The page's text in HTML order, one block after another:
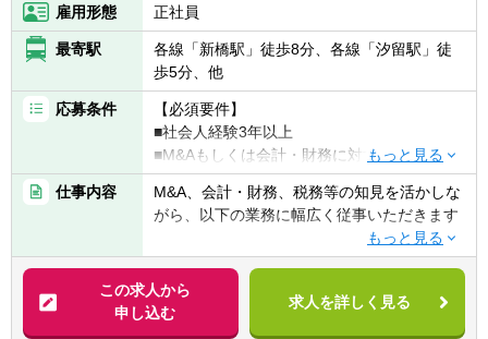
独立も将来的に実現可能となりうる成長環
境！！
業務の幅広さや案件サポート体制は業界トッ
プクラス
手を挙げれば投資業務やマネジメントキャリ
アにも挑戦できるなど、アドバイザーの域を
超えた更なるキャリアアップも可能◎
■業界トップクラスの業務の幅広さ
- メンバーの希望やキャリアに合わせて、
M&AからIPO支援・経理支援に至るまで幅広
い業務に関与可能
- 関与できる業務の幅広さはトップクラスで
あると自負
■経験豊富なメンバーによる充実したサポー
雇用形態 正社員
最寄駅
各線「新橋駅」徒歩8分、各線「汐留駅」徒
歩5分、他
応募条件
【必須要件】
■社会人経験3年以上
■M&Aもしくは会計・財務に対する興味・関
心
■税理士有資格者
■公認会計士、税理士
■コンサルティングファーム/FASでの実務経
験2年以上
仕事内容
M&A、会計・財務、税務等の知見を活かしな
がら、以下の業務に幅広く従事いただきます
■M&Aアドバイザリー
- ファイナンシャルアドバイザリー
- デューデリジェンス（財務・税務DD、ビジ
この求人から
申し込む
求人を詳しく見る